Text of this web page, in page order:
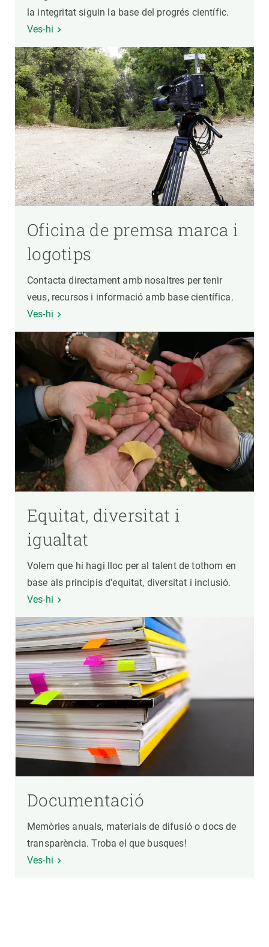
la integritat siguin la base del progrés científic.
Ves-hi
Oficina de premsa marca i
logotips
Contacta directament amb nosaltres per tenir
veus, recursos i informació amb base científica.
Ves-hi
Equitat, diversitat i
igualtat
Volem que hi hagi lloc per al talent de tothom en
base als principis d'equitat, diversitat i inclusió.
Ves-hi
Documentació
Memòries anuals, materials de difusió o docs de
transparència. Troba el que busques!
Ves-hi